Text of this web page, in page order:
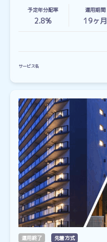
予定年分配率
2.8%
運用期間
19ヶ月
サービス名
運用終了 先着方式